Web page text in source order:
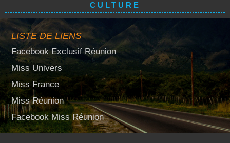
CULTURE
LISTE DE LIENS
Facebook Exclusif Réunion
Miss Univers
Miss France
Miss Réunion
Facebook Miss Réunion